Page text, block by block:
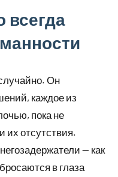
всегда
Он
каждое из
пока не
их отсутствия.
— как
в глаза